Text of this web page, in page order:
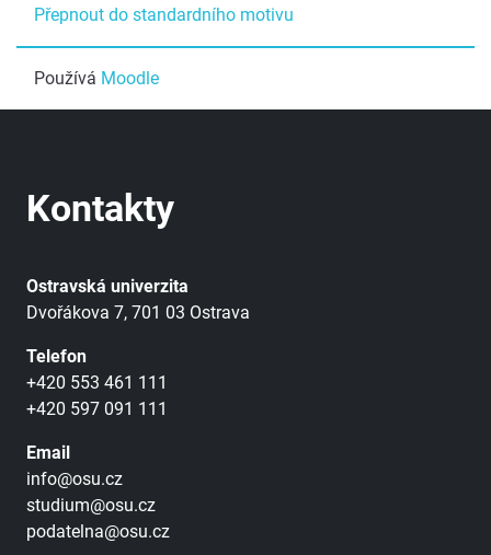
Přepnout do standardního motivu
Používá Moodle
Kontakty
Ostravská univerzita
Dvořákova 7, 701 03 Ostrava
Telefon
+420 553 461 111
+420 597 091 111
Email
info@osu.cz
studium@osu.cz
podatelna@osu.cz